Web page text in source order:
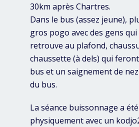
30km après Chartres.
Dans le bus (assez jeune),
gros pogo avec des gens qui
retrouve au plafond,
chaussette (à dels) qui
bus et un saignement de
du bus.
La séance buissonnage a
physiquement avec un